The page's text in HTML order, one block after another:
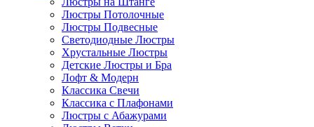
Люстры Потолочные
Люстры Подвесные
Светодиодные Люстры
Хрустальные Люстры
Детские Люстры и Бра
Лофт & Модерн
Классика Свечи
Классика с Плафонами
Люстры с Абажурами